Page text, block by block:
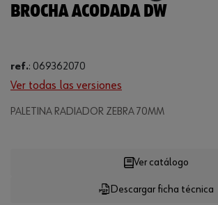
BROCHA ACODADA DW
ref.: 069362070
Ver todas las versiones
PALETINA RADIADOR ZEBRA 70MM
Loading...
Descargar ficha técnica
Ver catálogo